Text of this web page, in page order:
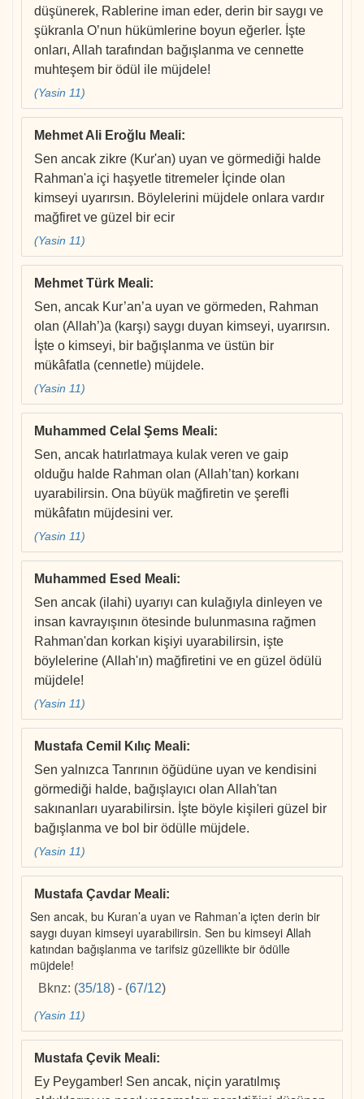
düşünerek, Rablerine iman eder, derin bir saygı ve
şükranla O’nun hükümlerine boyun eğerler. İşte
onları, Allah tarafından bağışlanma ve cennette
muhteşem bir ödül ile müjdele!
(Yasin 11)
Mehmet Ali Eroğlu Meali:
Sen ancak zikre (Kur'an) uyan ve görmediği halde
Rahman'a içi haşyetle titremeler İçinde olan
kimseyi uyarırsın. Böylelerini müjdele onlara vardır
mağfiret ve güzel bir ecir
(Yasin 11)
Mehmet Türk Meali:
Sen, ancak Kur’an’a uyan ve görmeden, Rahman
olan (Allah’)a (karşı) saygı duyan kimseyi, uyarırsın.
İşte o kimseyi, bir bağışlanma ve üstün bir
mükâfatla (cennetle) müjdele.
(Yasin 11)
Muhammed Celal Şems Meali:
Sen, ancak hatırlatmaya kulak veren ve gaip
olduğu halde Rahman olan (Allah’tan) korkanı
uyarabilirsin. Ona büyük mağfiretin ve şerefli
mükâfatın müjdesini ver.
(Yasin 11)
Muhammed Esed Meali:
Sen ancak (ilahi) uyarıyı can kulağıyla dinleyen ve
insan kavrayışının ötesinde bulunmasına rağmen
Rahman'dan korkan kişiyi uyarabilirsin, işte
böylelerine (Allah'ın) mağfiretini ve en güzel ödülü
müjdele!
(Yasin 11)
Mustafa Cemil Kılıç Meali:
Sen yalnızca Tanrının öğüdüne uyan ve kendisini
görmediği halde, bağışlayıcı olan Allah'tan
sakınanları uyarabilirsin. İşte böyle kişileri güzel bir
bağışlanma ve bol bir ödülle müjdele.
(Yasin 11)
Mustafa Çavdar Meali:
Sen ancak, bu Kuran’a uyan ve Rahman’a içten derin bir
saygı duyan kimseyi uyarabilirsin. Sen bu kimseyi Allah
katından bağışlanma ve tarifsiz güzellikte bir ödülle
müjdele!
Bknz: (35/18) - (67/12)
(Yasin 11)
Mustafa Çevik Meali:
Ey Peygamber! Sen ancak, niçin yaratılmış